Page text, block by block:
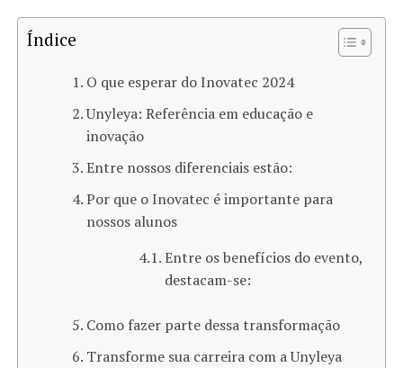
Índice
O que esperar do Inovatec 2024
Unyleya: Referência em educação e
inovação
Entre nossos diferenciais estão:
Por que o Inovatec é importante para
nossos alunos
Entre os benefícios do evento,
destacam-se:
Como fazer parte dessa transformação
Transforme sua carreira com a Unyleya